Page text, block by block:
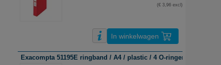
(€ 3,96 excl)
In winkelwagen
Exacompta 51195E ringband / A4 / plastic / 4 O-ringen / rood / 15